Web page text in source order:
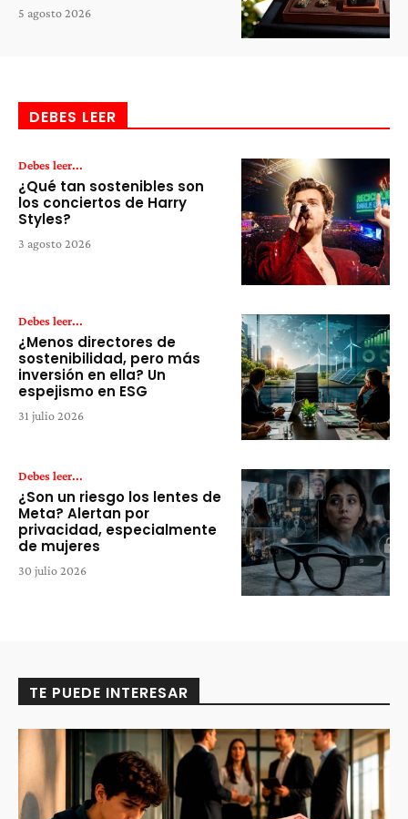
5 agosto 2026
DEBES LEER
Debes leer...
¿Qué tan sostenibles son
los conciertos de Harry
Styles?
3 agosto 2026
Debes leer...
¿Menos directores de
sostenibilidad, pero más
inversión en ella? Un
espejismo en ESG
31 julio 2026
Debes leer...
¿Son un riesgo los lentes de
Meta? Alertan por
privacidad, especialmente
de mujeres
30 julio 2026
TE PUEDE INTERESAR